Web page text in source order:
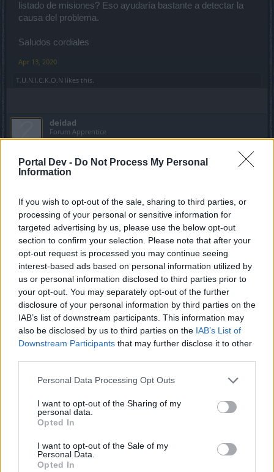
Portal Dev - Do Not Process My Personal
Information
If you wish to opt-out of the sale, sharing to third parties, or
processing of your personal or sensitive information for
targeted advertising by us, please use the below opt-out
section to confirm your selection. Please note that after your
opt-out request is processed you may continue seeing
interest-based ads based on personal information utilized by
us or personal information disclosed to third parties prior to
your opt-out. You may separately opt-out of the further
disclosure of your personal information by third parties on the
IAB’s list of downstream participants. This information may
also be disclosed by us to third parties on the IAB’s List of
Downstream Participants that may further disclose it to other
Personal Data Processing Opt Outs
I want to opt-out of the Sharing of my
personal data.
Opted In
I want to opt-out of the Sale of my
Personal Data.
Opted In
listado de misiones? Eso ayudaría bastante a detectar la
causa del problema.
Saludos cordiales
Apr 13, 2020
T.U.N.I.C.K.O.N likes this.
deidad
Forum Apprentice
cuando vas a objetos de mision se ve pide manto comun
un legendario baston 200 hilos y los nucleos he puestos
mueves el cursor a la parte del manto pone manto comun
de cualquier nivel .
Last edited by moderator:Apr 14, 2020
Apr 13, 2020
Anarien
Board Administrator
Team Drakensang Online
Hola de nuevo,
cuando vas a objetos de mision se ve pide manto comun un
mantos y no los acepta.
No pide 200 hilos sino 25. Osea pide exactamente un
manto, un arma legendaria, 25 hilos y 75 nucleos de
aumento.